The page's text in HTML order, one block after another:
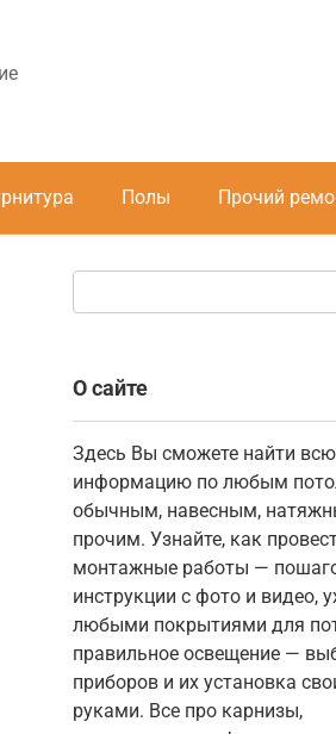
Полы Прочий
О сайте
Здесь Вы сможете найти всю
информацию по любым
обычным, навесным,
прочим. Узнайте, как
монтажные работы —
инструкции с фото и видео,
любыми покрытиями для
правильное освещение —
приборов и их установка
руками. Все про карнизы,